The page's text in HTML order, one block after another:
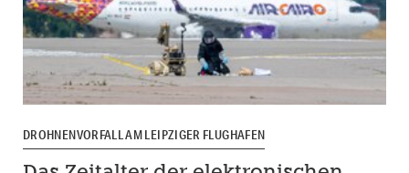
DROHNENVORFALL AM LEIPZIGER FLUGHAFEN